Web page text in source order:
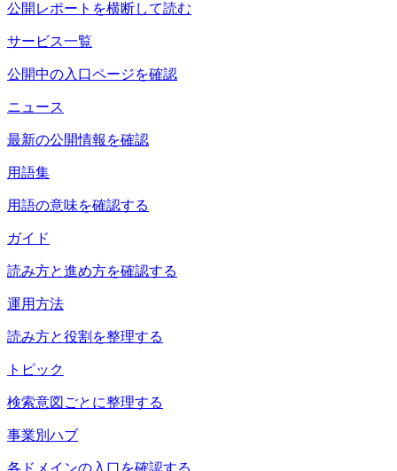
公開レポートを横断して読む
サービス一覧
公開中の入口ページを確認
ニュース
最新の公開情報を確認
用語集
用語の意味を確認する
ガイド
読み方と進め方を確認する
運用方法
読み方と役割を整理する
トピック
検索意図ごとに整理する
事業別ハブ
各ドメインの入口を確認する